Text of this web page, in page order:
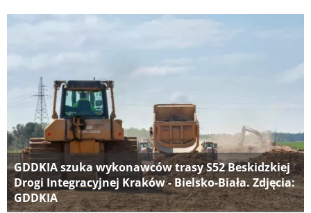
GDDKIA szuka wykonawców trasy S52 Beskidzkiej
Drogi Integracyjnej Kraków - Bielsko-Biała. Zdjęcia:
GDDKIA